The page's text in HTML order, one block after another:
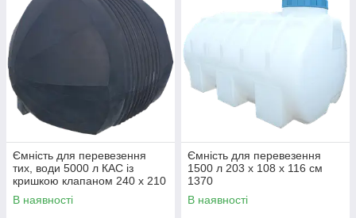
Ємність для перевезення
тих, води 5000 л КАС із
кришкою клапаном 240 x 210
х 172 см 5838
В наявності
Ємність для перевезення
1500 л 203 x 108 x 116 см
1370
В наявності